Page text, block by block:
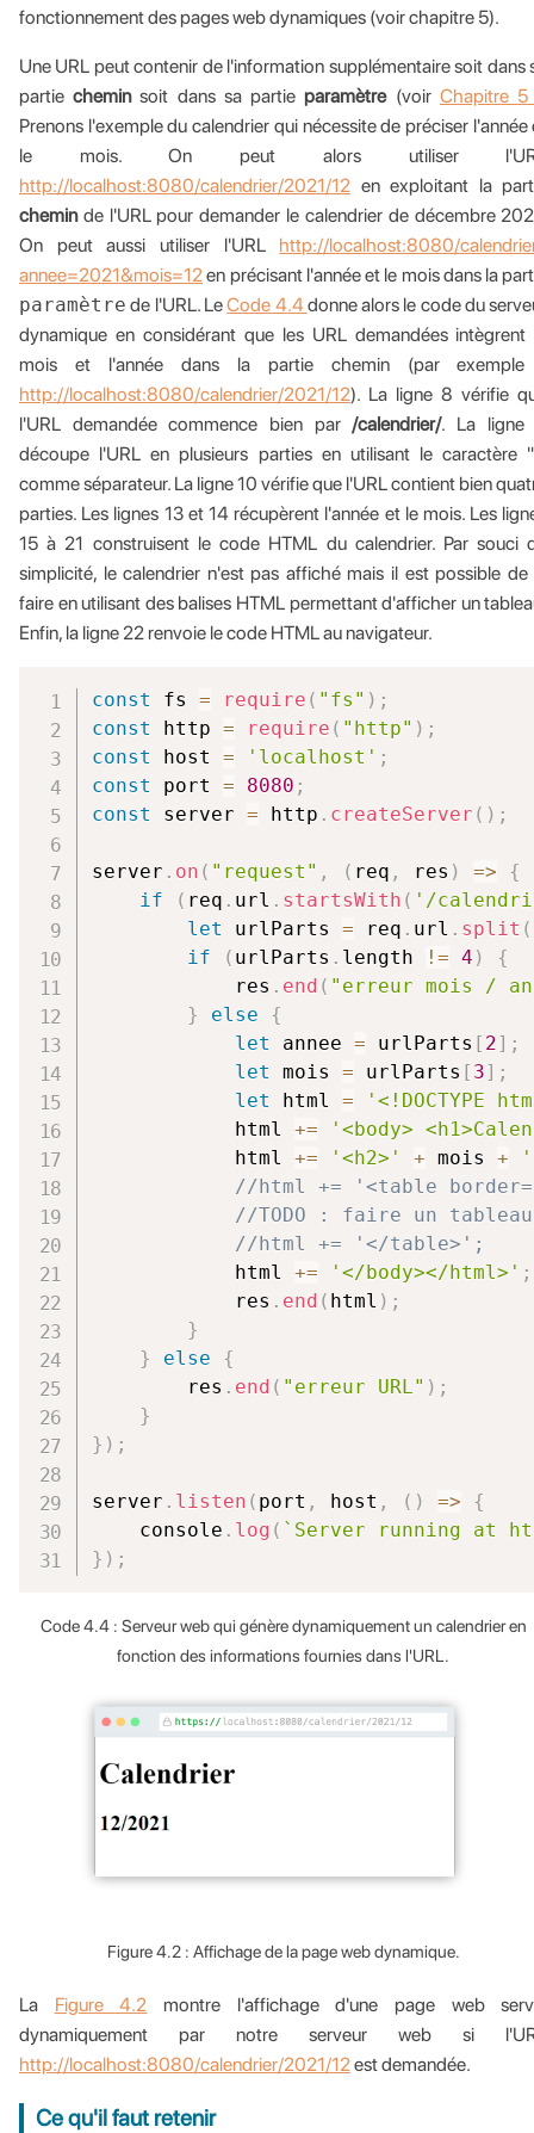
fonctionnement des pages web dynamiques (voir chapitre 5).
Une URL peut contenir de l'information supplémentaire soit dans
partiecheminsoit dans sa partie paramètre(voir Chapitre
Prenons l'exemple du calendrier qui nécessite de préciser l'année
le mois. On peut alors utiliser
http://localhost:8080/calendrier/2021/12 en exploitant la
cheminde l'URL pour demander le calendrier de décembre
On peut aussi utiliser l'URL http://localhost:8080/
annee=2021&mois=12en précisant l'année et le mois dans la
paramètre de l'URL. LeCode 4.4donne alors le code du
dynamique en considérant que les URL demandées intègrent
mois et l'année dans la partie chemin (par
http://localhost:8080/calendrier/2021/12). La ligne 8 vérifie
l'URL demandée commence bien par/calendrier/. La ligne
découpe l'URL en plusieurs parties en utilisant le caractère
comme séparateur. La ligne 10 vérifie que l'URL contient bien
parties. Les lignes 13 et 14 récupèrent l'année et le mois. Les
15 à 21 construisent le code HTML du calendrier. Par souci
simplicité, le calendrier n'est pas affiché mais il est possible de
faire en utilisant des balises HTML permettant d'afficher un
Enfin, la ligne 22 renvoie le code HTML au navigateur.
const fs = require ( "fs" ) ;
const http = require ( "http" ) ;
const host = 'localhost' ;
const port = 8080 ;
const server = http . createServer ( ) ;
server . on ( "request" , ( req , res ) =>
{
if
( req . url . startsWith ( '/
let urlParts = req . url . split (
if
( urlParts . length != 4 )
{
            res
. end ( "erreur mois /
}
else
{
let annee = urlParts [ 2] ;
let mois = urlParts [ 3] ;
let html =
'<!DOCTYPE
            html
+=
'<body>
            html
+= '<h2>' + mois +
//html += '<table
//TODO : faire un
//html += '</table>';
            html
+= '</body></html>' ;
            res
. end ( html ) ;
}
}
else
{
        res
. end ( "erreur URL" ) ;
}
} ) ;
server . listen ( port , host , ( ) =>
{
    console
. log ( ` Server running at
} ) ;
Code 4.4 : Serveur web qui génère dynamiquement un calendrier en
fonction des informations fournies dans l'URL.
Figure 4.2 : Affichage de la page web dynamique.
La Figure 4.2 montre l'affichage d'une page web
dynamiquement par notre serveur web si
http://localhost:8080/calendrier/2021/12est demandée.
Ce qu'il faut retenir